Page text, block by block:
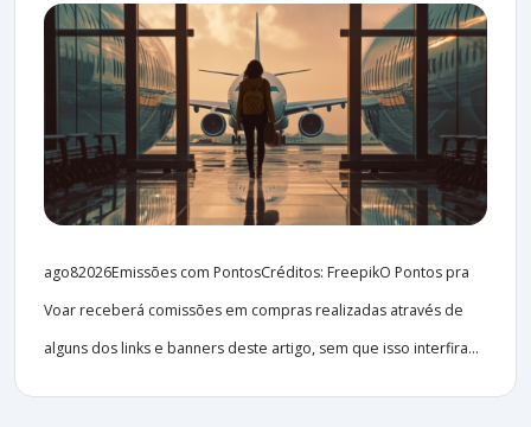
ago82026Emissões com PontosCréditos: FreepikO Pontos pra
Voar receberá comissões em compras realizadas através de
alguns dos links e banners deste artigo, sem que isso interfira...